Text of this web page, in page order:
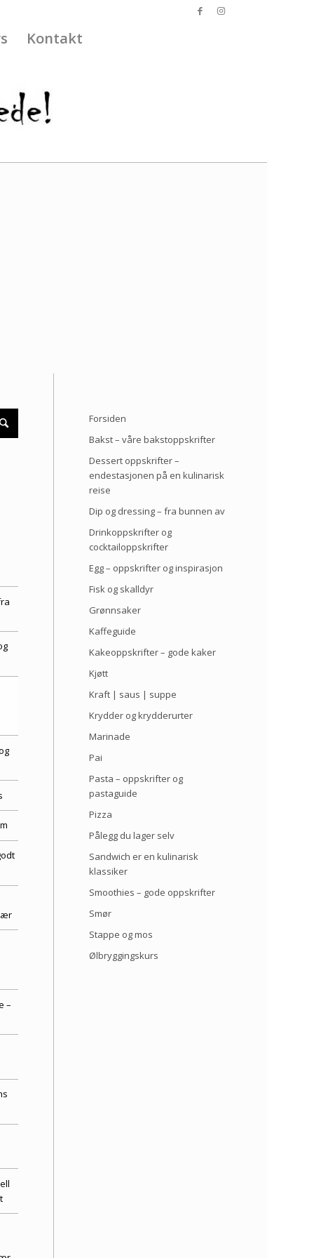
Kontakt
–
Forsiden
Bakst – våre bakstoppskrifter
Dessert oppskrifter –
endestasjonen på en kulinarisk
reise
Dip og dressing – fra bunnen av
Drinkoppskrifter og
cocktailoppskrifter
Egg – oppskrifter og inspirasjon
Fisk og skalldyr
Grønnsaker
Kaffeguide
Kakeoppskrifter – gode kaker
Kjøtt
Kraft | saus | suppe
Krydder og krydderurter
Marinade
Pai
Pasta – oppskrifter og
pastaguide
Pizza
Pålegg du lager selv
Sandwich er en kulinarisk
klassiker
Smoothies – gode oppskrifter
Smør
Stappe og mos
Ølbryggingskurs